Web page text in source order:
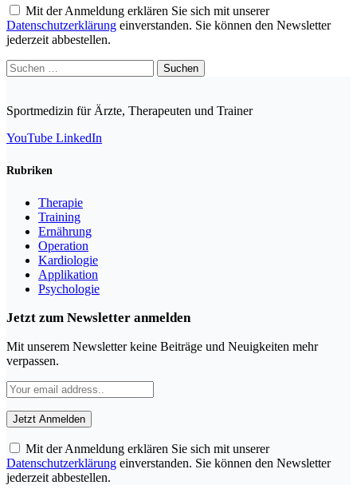
Mit der Anmeldung erklären Sie sich mit unserer
Datenschutzerklärung einverstanden. Sie können den Newsletter
jederzeit abbestellen.
Suchen
nach:
Sportmedizin für Ärzte, Therapeuten und Trainer
YouTube LinkedIn
Rubriken
Therapie
Training
Ernährung
Operation
Kardiologie
Applikation
Psychologie
Jetzt zum Newsletter anmelden
Mit unserem Newsletter keine Beiträge und Neuigkeiten mehr
verpassen.
Mit der Anmeldung erklären Sie sich mit unserer
Datenschutzerklärung einverstanden. Sie können den Newsletter
jederzeit abbestellen.